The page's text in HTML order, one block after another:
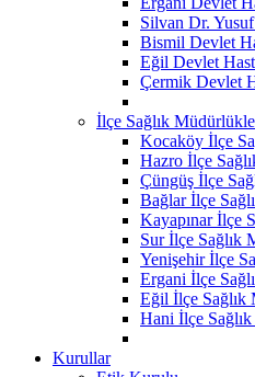
Silvan Dr.
Bismil Devlet
Eğil Devlet
Çermik Devlet
İlçe Sağlık
Kocaköy İlçe
Hazro İlçe
Çüngüş İlçe
Bağlar İlçe
Kayapınar İlçe
Sur İlçe Sağlık
Yenişehir İlçe
Ergani İlçe
Eğil İlçe Sağlık
Hani İlçe
Kurullar